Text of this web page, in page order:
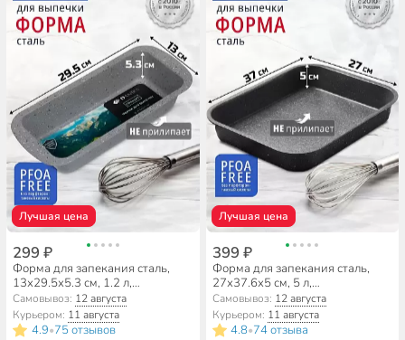
Лучшая цена
299 ₽
Форма для запекания сталь,
13х29.5х5.3 см, 1.2 л,
антипригарное покрытие,
прямоугольная, Daniks, Гранит,
KB185150.4-GrMC
Самовывоз: 12 августа
Курьером: 11 августа
4.9•75 отзывов
Лучшая цена
399 ₽
Форма для запекания сталь,
27х37.6х5 см, 5 л,
антипригарное покрытие,
прямоугольная, Daniks, Гранит,
K-432-LSC
Самовывоз: 12 августа
Курьером: 11 августа
4.8•74 отзыва